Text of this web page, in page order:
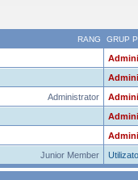
RANG GRUP
Administrator
Junior Member